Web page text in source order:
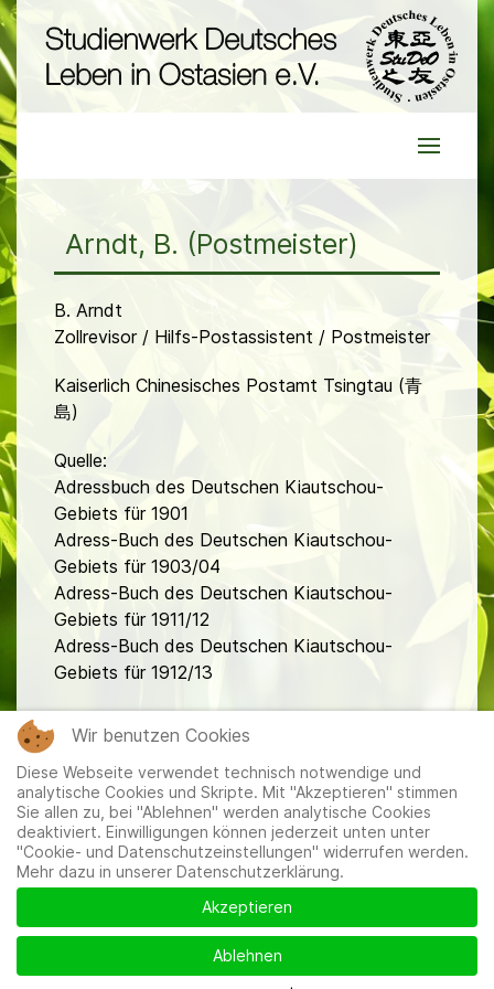
Arndt, B. (Postmeister)
B. Arndt
Zollrevisor / Hilfs-Postassistent / Postmeister
Kaiserlich Chinesisches Postamt Tsingtau (青
島)
Quelle:
Adressbuch des Deutschen Kiautschou-
Gebiets für 1901
Adress-Buch des Deutschen Kiautschou-
Gebiets für 1903/04
Adress-Buch des Deutschen Kiautschou-
Gebiets für 1911/12
Adress-Buch des Deutschen Kiautschou-
Gebiets für 1912/13
Mitglieder|Impressum|Datenschutzerklärung|Cookie-
und Datenschutzeinstellungen
Wir benutzen Cookies
Diese Webseite verwendet technisch notwendige und
analytische Cookies und Skripte. Mit "Akzeptieren" stimmen
Sie allen zu, bei "Ablehnen" werden analytische Cookies
deaktiviert. Einwilligungen können jederzeit unten unter
"Cookie- und Datenschutzeinstellungen" widerrufen werden.
Mehr dazu in unserer Datenschutzerklärung.
Akzeptieren
Ablehnen